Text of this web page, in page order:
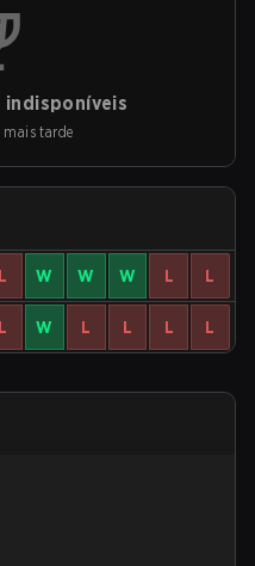
indisponíveis
mais tarde
L W W W L L
L W L L L L